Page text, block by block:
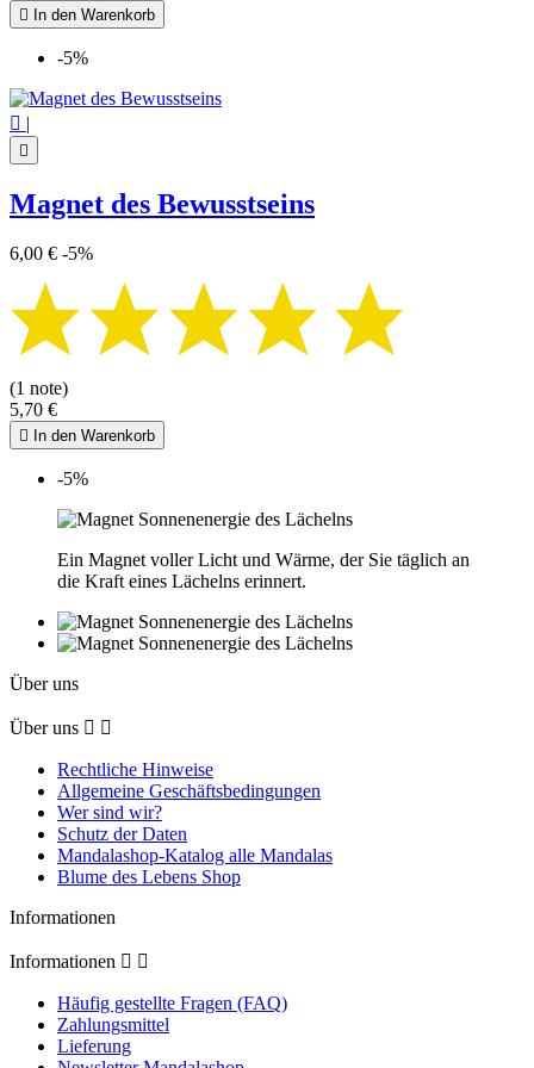
 In den Warenkorb
-5%
 |

Magnet des Bewusstseins
6,00 € -5%
(1 note)
5,70 €
 In den Warenkorb
-5%
Ein Magnet voller Licht und Wärme, der Sie täglich an
die Kraft eines Lächelns erinnert.
Über uns
Über uns  
Rechtliche Hinweise
Allgemeine Geschäftsbedingungen
Wer sind wir?
Schutz der Daten
Mandalashop-Katalog alle Mandalas
Blume des Lebens Shop
Informationen
Informationen  
Häufig gestellte Fragen (FAQ)
Zahlungsmittel
Lieferung